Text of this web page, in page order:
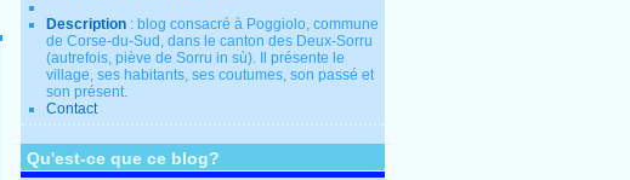
Description : blog consacré à Poggiolo, commune
de Corse-du-Sud, dans le canton des Deux-Sorru
(autrefois, piève de Sorru in sù). Il présente le
village, ses habitants, ses coutumes, son passé et
son présent.
Contact
Qu'est-ce que ce blog?